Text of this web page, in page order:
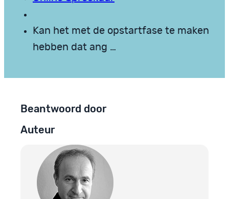
Kan het met de opstartfase te maken
hebben dat ang …
Beantwoord door
Auteur